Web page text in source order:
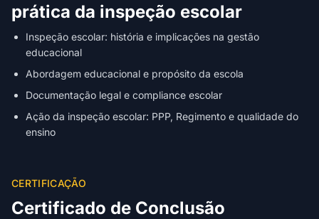
prática da inspeção escolar
Inspeção escolar: história e implicações na gestão
educacional
Abordagem educacional e propósito da escola
Documentação legal e compliance escolar
Ação da inspeção escolar: PPP, Regimento e qualidade do
ensino
CERTIFICAÇÃO
Certificado de Conclusão